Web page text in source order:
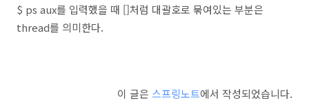
$ ps aux를 입력했을 때 []처럼 대괄호로 묶여있는 부분은
thread를 의미한다.
이 글은 스프링노트에서 작성되었습니다.